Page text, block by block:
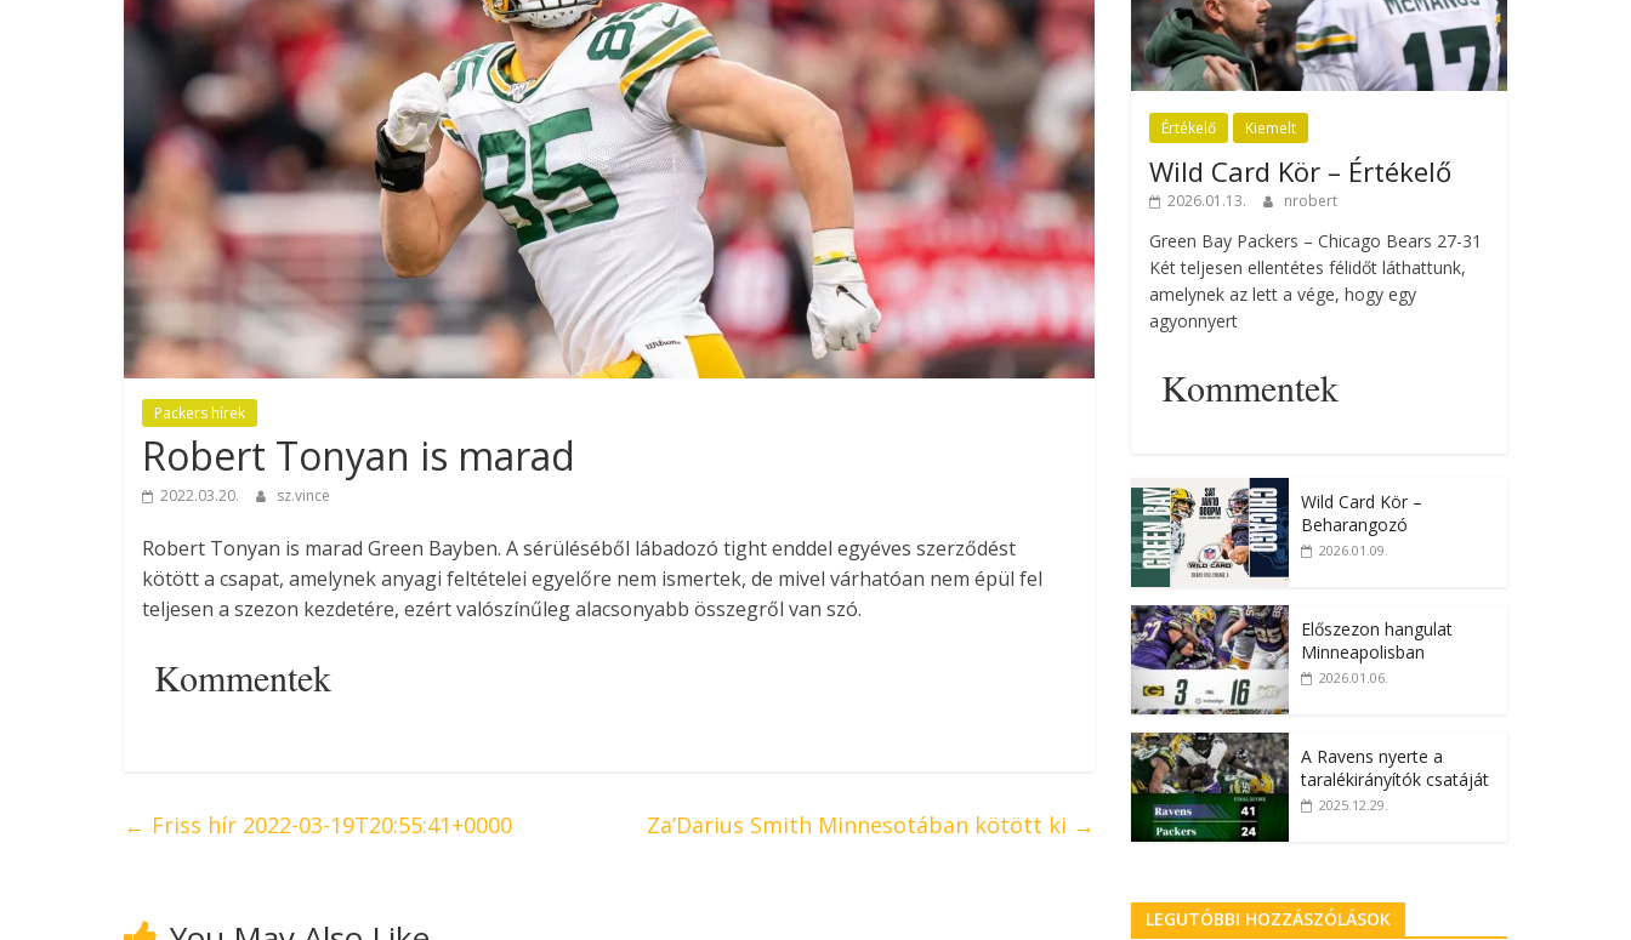
Packers hírek
Robert Tonyan is marad
2022.03.20. sz.vince
Robert Tonyan is marad Green Bayben. A sérüléséből lábadozó tight enddel egyéves szerződést
kötött a csapat, amelynek anyagi feltételei egyelőre nem ismertek, de mivel várhatóan nem épül fel
teljesen a szezon kezdetére, ezért valószínűleg alacsonyabb összegről van szó.
Kommentek
← Friss hír 2022-03-19T20:55:41+0000 Za’Darius Smith Minnesotában kötött ki →
Értékelő Kiemelt
Wild Card Kör – Értékelő
2026.01.13. nrobert
Green Bay Packers – Chicago Bears 27-31
Két teljesen ellentétes félidőt láthattunk,
amelynek az lett a vége, hogy egy
agyonnyert
Kommentek
Wild Card Kör –
Beharangozó
2026.01.09.
Előszezon hangulat
Minneapolisban
2026.01.06.
A Ravens nyerte a
taralékirányítók csatáját
2025.12.29.
LEGUTÓBBI HOZZÁSZÓLÁSOK